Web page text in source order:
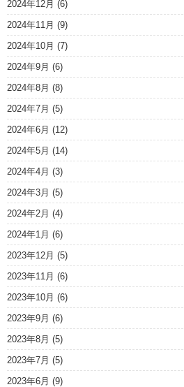
2024年12月 (6)
2024年11月 (9)
2024年10月 (7)
2024年9月 (6)
2024年8月 (8)
2024年7月 (5)
2024年6月 (12)
2024年5月 (14)
2024年4月 (3)
2024年3月 (5)
2024年2月 (4)
2024年1月 (6)
2023年12月 (5)
2023年11月 (6)
2023年10月 (6)
2023年9月 (6)
2023年8月 (5)
2023年7月 (5)
2023年6月 (9)